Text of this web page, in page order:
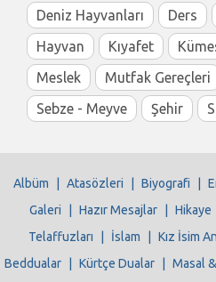
Deniz Hayvanları
Ders
Hayvan
Kıyafet
Meslek
Mutfak Gereçleri
Sebze - Meyve
Şehir
Albüm Atasözleri Biyografi
Galeri
Hazır Mesajlar Hikaye
Telaffuzları
İslam Kız İsim
Beddualar
Kürtçe Dualar Masal